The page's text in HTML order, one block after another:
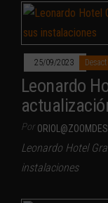
25/09/2023
Leonardo
Por
Leonardo Hotel
instalaciones